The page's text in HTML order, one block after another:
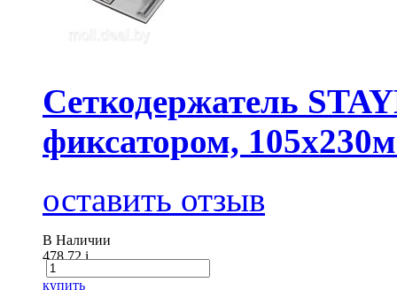
Сеткодержатель
фиксатором,
оставить отзыв
В Наличии
478.72i
купить